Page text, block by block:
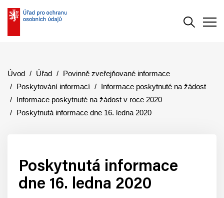
Úvod Úřad
Povinně zveřejňované informace
Poskytování informací
Informace poskytnuté na žádost
Informace poskytnuté na žádost v roce 2020
Poskytnutá informace dne 16. ledna 2020
Poskytnutá informace
dne 16. ledna 2020